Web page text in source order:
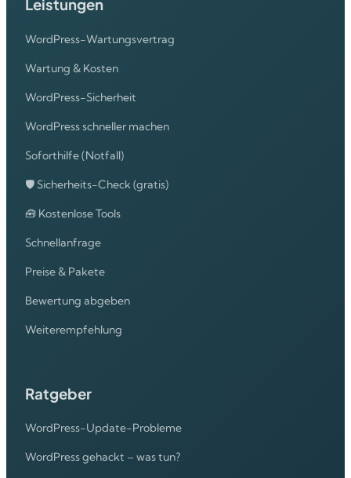
Leistungen
WordPress-Wartungsvertrag
Wartung & Kosten
WordPress-Sicherheit
WordPress schneller machen
Soforthilfe (Notfall)
🛡️ Sicherheits-Check (gratis)
🧰 Kostenlose Tools
Schnellanfrage
Preise & Pakete
Bewertung abgeben
Weiterempfehlung
Ratgeber
WordPress-Update-Probleme
WordPress gehackt – was tun?